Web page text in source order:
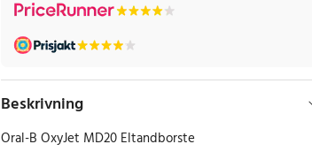
Beskrivning
Oral-B OxyJet MD20 Eltandborste